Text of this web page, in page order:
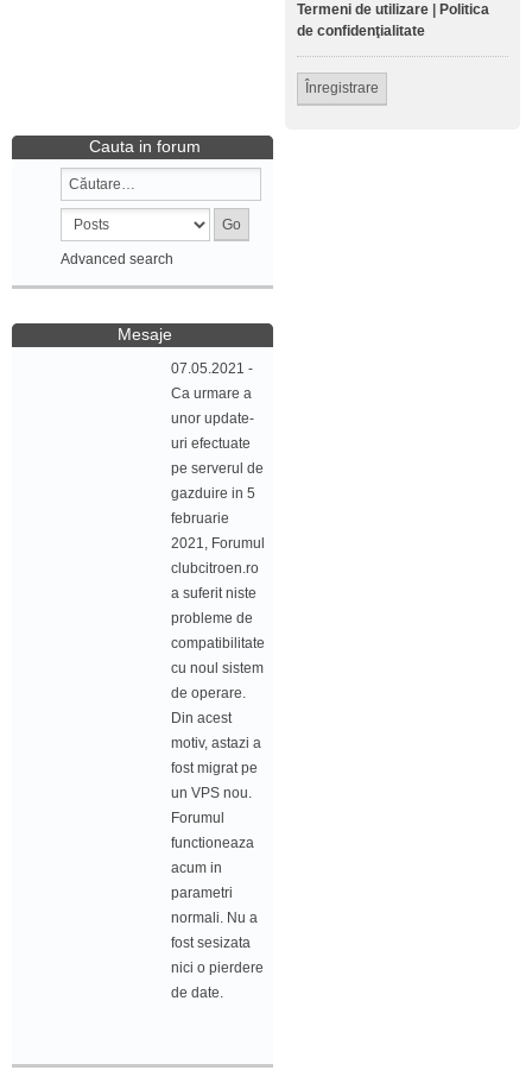
Termeni de utilizare
Politica
de confidenţialitate
Înregistrare
Cauta in forum
Advanced search
Mesaje
07.05.2021 -
Ca urmare a
unor update-
uri efectuate
pe serverul de
gazduire in 5
februarie
2021, Forumul
clubcitroen.ro
a suferit niste
probleme de
compatibilitate
cu noul sistem
de operare.
Din acest
motiv, astazi a
fost migrat pe
un VPS nou.
Forumul
functioneaza
acum in
parametri
normali. Nu a
fost sesizata
nici o pierdere
de date.